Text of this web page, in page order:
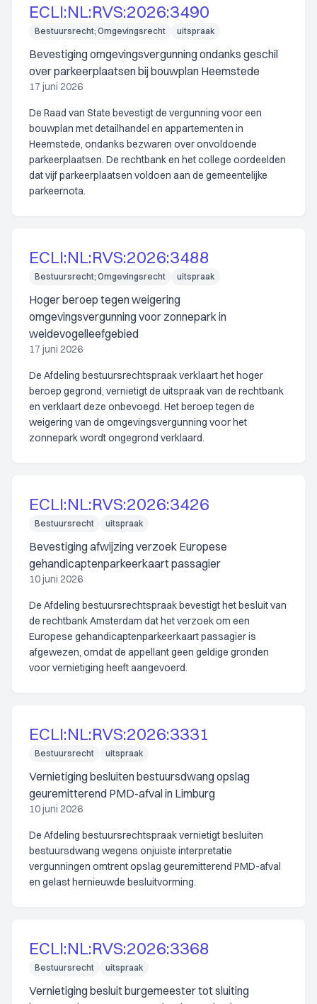
ECLI:NL:RVS:2026:3490
Bestuursrecht; Omgevingsrecht uitspraak
Bevestiging omgevingsvergunning ondanks geschil
over parkeerplaatsen bij bouwplan Heemstede
17 juni 2026
De Raad van State bevestigt de vergunning voor een
bouwplan met detailhandel en appartementen in
Heemstede, ondanks bezwaren over onvoldoende
parkeerplaatsen. De rechtbank en het college oordeelden
dat vijf parkeerplaatsen voldoen aan de gemeentelijke
parkeernota.
ECLI:NL:RVS:2026:3488
Bestuursrecht; Omgevingsrecht uitspraak
Hoger beroep tegen weigering
omgevingsvergunning voor zonnepark in
weidevogelleefgebied
17 juni 2026
De Afdeling bestuursrechtspraak verklaart het hoger
beroep gegrond, vernietigt de uitspraak van de rechtbank
en verklaart deze onbevoegd. Het beroep tegen de
weigering van de omgevingsvergunning voor het
zonnepark wordt ongegrond verklaard.
ECLI:NL:RVS:2026:3426
Bestuursrecht uitspraak
Bevestiging afwijzing verzoek Europese
gehandicaptenparkeerkaart passagier
10 juni 2026
De Afdeling bestuursrechtspraak bevestigt het besluit van
de rechtbank Amsterdam dat het verzoek om een
Europese gehandicaptenparkeerkaart passagier is
afgewezen, omdat de appellant geen geldige gronden
voor vernietiging heeft aangevoerd.
ECLI:NL:RVS:2026:3331
Bestuursrecht uitspraak
Vernietiging besluiten bestuursdwang opslag
geuremitterend PMD-afval in Limburg
10 juni 2026
De Afdeling bestuursrechtspraak vernietigt besluiten
bestuursdwang wegens onjuiste interpretatie
vergunningen omtrent opslag geuremitterend PMD-afval
en gelast hernieuwde besluitvorming.
ECLI:NL:RVS:2026:3368
Bestuursrecht uitspraak
Vernietiging besluit burgemeester tot sluiting